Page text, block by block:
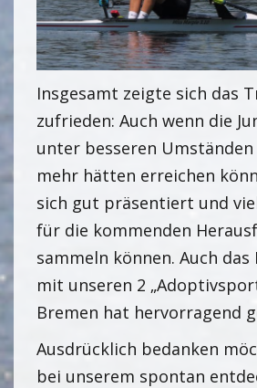
Insgesamt zeigte sich das
zufrieden: Auch wenn die
unter besseren
mehr hätten erreichen
sich gut präsentiert und
für die kommenden
sammeln können. Auch
mit unseren 2
Bremen hat hervorragend
Ausdrücklich bedanken
bei unserem spontan